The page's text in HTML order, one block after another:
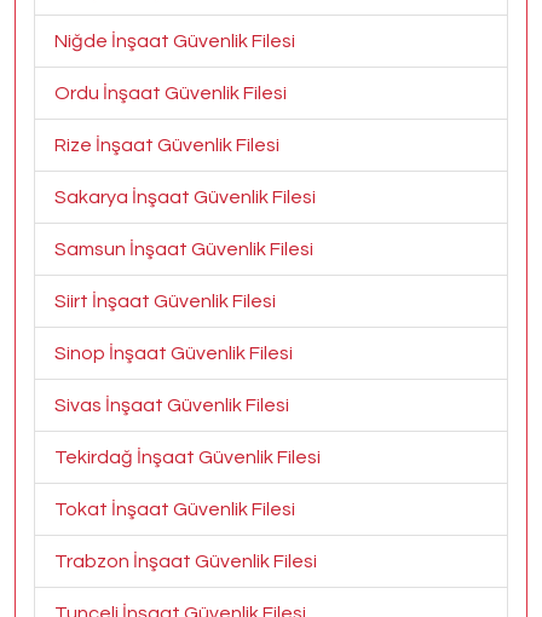
Niğde İnşaat Güvenlik Filesi
Ordu İnşaat Güvenlik Filesi
Rize İnşaat Güvenlik Filesi
Sakarya İnşaat Güvenlik Filesi
Samsun İnşaat Güvenlik Filesi
Siirt İnşaat Güvenlik Filesi
Sinop İnşaat Güvenlik Filesi
Sivas İnşaat Güvenlik Filesi
Tekirdağ İnşaat Güvenlik Filesi
Tokat İnşaat Güvenlik Filesi
Trabzon İnşaat Güvenlik Filesi